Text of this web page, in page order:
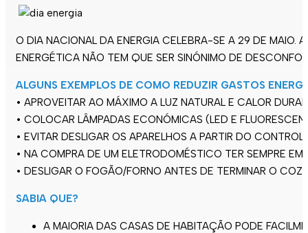
O DIA NACIONAL DA ENERGIA CELEBRA-SE A 29 DE MAIO.
ENERGÉTICA NÃO TEM QUE SER SINÓNIMO DE
ALGUNS EXEMPLOS DE COMO REDUZIR GASTOS
• APROVEITAR AO MÁXIMO A LUZ NATURAL E CALOR
• COLOCAR LÂMPADAS ECONÓMICAS (LED E
• EVITAR DESLIGAR OS APARELHOS A PARTIR DO
• NA COMPRA DE UM ELETRODOMÉSTICO TER SEMPRE
• DESLIGAR O FOGÃO/FORNO ANTES DE TERMINAR O
SABIA QUE?
A MAIORIA DAS CASAS DE HABITAÇÃO PODE